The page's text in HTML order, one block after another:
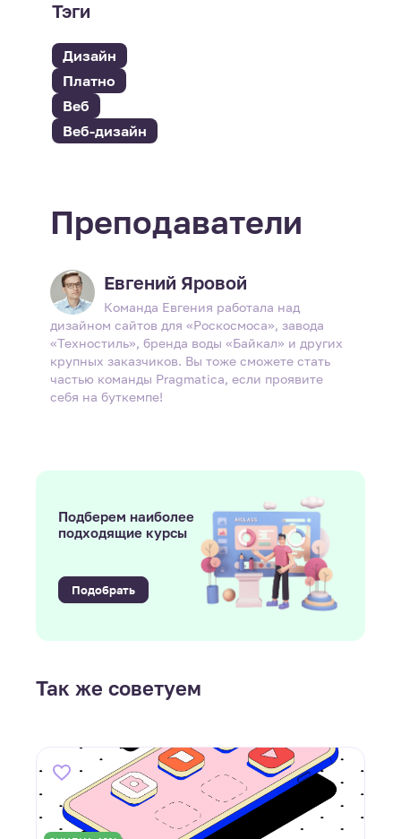
Тэги
Дизайн
Платно
Веб
Веб-дизайн
Преподаватели
Евгений Яровой
Команда Евгения работала над
дизайном сайтов для «Роскосмоса», завода
«Техностиль», бренда воды «Байкал» и других
крупных заказчиков. Вы тоже сможете стать
частью команды Pragmatica, если проявите
себя на буткемпе!
Подберем наиболее
подходящие курсы
Подобрать
Так же советуем